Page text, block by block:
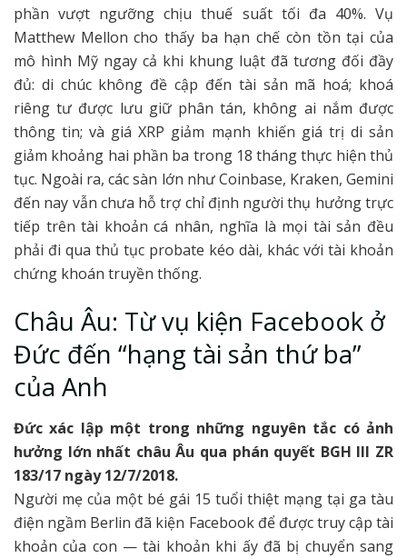
phần vượt ngưỡng chịu thuế suất tối đa 40%. Vụ
Matthew Mellon cho thấy ba hạn chế còn tồn tại của
mô hình Mỹ ngay cả khi khung luật đã tương đối đầy
đủ: di chúc không đề cập đến tài sản mã hoá; khoá
riêng tư được lưu giữ phân tán, không ai nắm được
thông tin; và giá XRP giảm mạnh khiến giá trị di sản
giảm khoảng hai phần ba trong 18 tháng thực hiện thủ
tục. Ngoài ra, các sàn lớn như Coinbase, Kraken, Gemini
đến nay vẫn chưa hỗ trợ chỉ định người thụ hưởng trực
tiếp trên tài khoản cá nhân, nghĩa là mọi tài sản đều
phải đi qua thủ tục probate kéo dài, khác với tài khoản
chứng khoán truyền thống.
Châu Âu: Từ vụ kiện Facebook ở
Đức đến “hạng tài sản thứ ba”
của Anh
Đức xác lập một trong những nguyên tắc có ảnh
hưởng lớn nhất châu Âu qua phán quyết BGH III ZR
183/17 ngày 12/7/2018.
Người mẹ của một bé gái 15 tuổi thiệt mạng tại ga tàu
điện ngầm Berlin đã kiện Facebook để được truy cập tài
khoản của con — tài khoản khi ấy đã bị chuyển sang